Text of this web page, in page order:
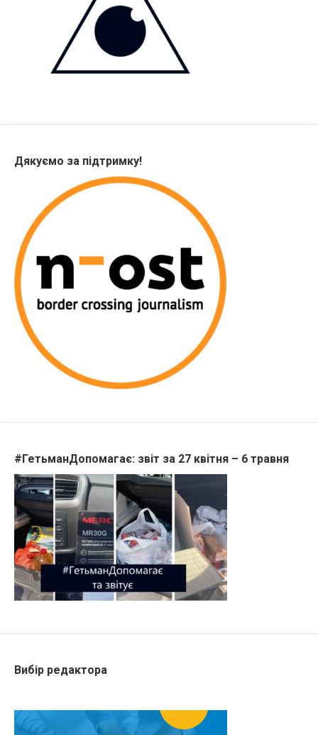
Дякуємо за підтримку!
#ГетьманДопомагає: звіт за 27 квітня – 6 травня
Вибір редактора